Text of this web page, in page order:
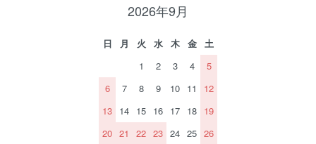
2026年9月
日 月 火 水 木 金
土
1
2 3 4
5
6
7 8 9 10 11
12
13 14 15 16 17 18 19
20 21 22 23 24 25 26